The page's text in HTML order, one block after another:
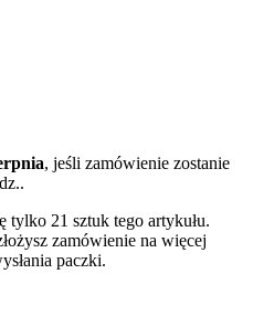
, jeśli zamówienie zostanie
.
tylko 21 sztuk tego artykułu.
zamówienie na więcej
paczki.